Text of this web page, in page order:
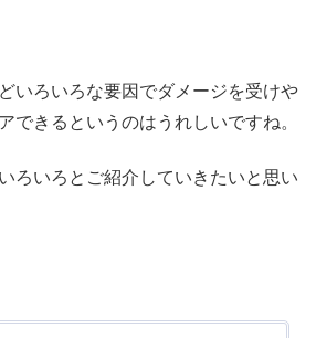
いろいろな要因でダメージを受けや
できるというのはうれしいですね。
ろいろとご紹介していきたいと思い